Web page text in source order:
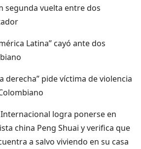
segunda vuelta entre dos
Latina” cayó ante dos
derecha” pide víctima de violencia
logra ponerse en
china Peng Shuai y verifica que
a salvo viviendo en su casa